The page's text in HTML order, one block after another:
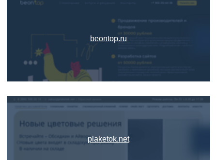
beontop.ru
plaketok.net